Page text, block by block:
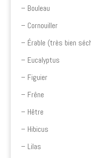
– Bouleau
– Cornouiller
– Érable (très bien
– Eucalyptus
– Figuier
– Frêne
– Hêtre
– Hibicus
– Lilas